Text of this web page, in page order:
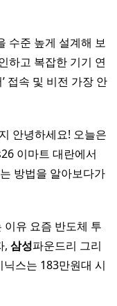
수준 높게 설계해 보
하고 복잡한 기기 연
접속 및 비전 가장 안
안녕하세요! 오늘은
이마트 대란에서
방법을 알아보다가
이유 요즘 반도체 투
, 삼성파운드리 그리
스는 183만원대 시